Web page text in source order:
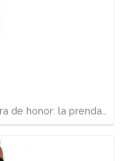
de honor: la prenda…